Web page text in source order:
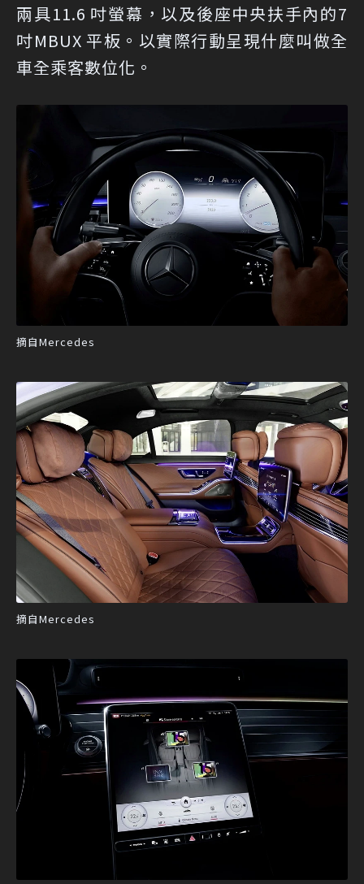
兩具11.6 吋螢幕，以及後座中央扶手內的7
吋MBUX 平板。以實際行動呈現什麼叫做全
車全乘客數位化。
摘自Mercedes
摘自Mercedes